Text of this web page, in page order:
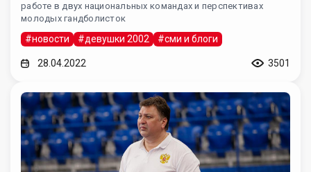
работе в двух национальных командах и перспективах
молодых гандболисток
#новости #девушки 2002 #сми и блоги
28.04.2022 3501